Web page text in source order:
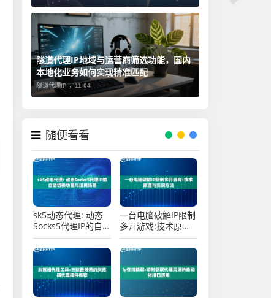
隧道代理IP地域与运营商筛选功能，国内
本地化业务如何实现精准匹配
隧道代理IP ，11-04
随便看看
sk5动态代理: 动态
Socks5代理IP的自
动切换功能与适用场
景
一台电脑破解IP限制
多开游戏:技术原理
与实现方法